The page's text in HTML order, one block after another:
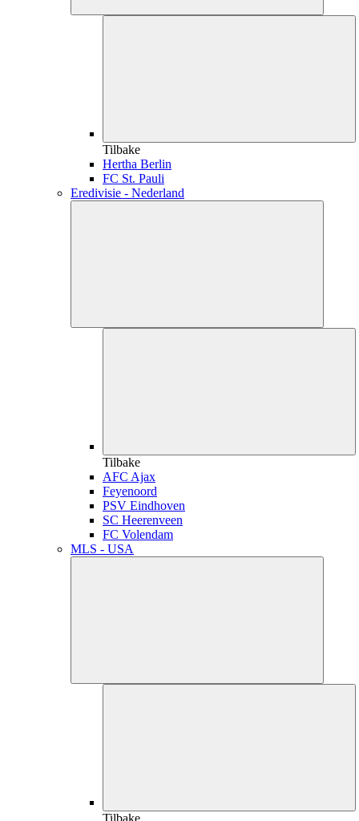
Tilbake
Hertha Berlin
FC St. Pauli
Eredivisie - Nederland
Tilbake
AFC Ajax
Feyenoord
PSV Eindhoven
SC Heerenveen
FC Volendam
MLS - USA
Tilbake